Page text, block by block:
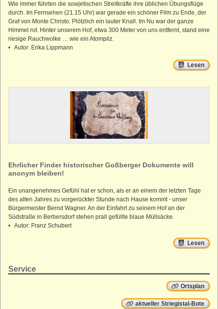
Wie immer führten die sowjetischen Streitkräfte ihre üblichen Übungsflüge
durch. Im Fernsehen (21.15 Uhr) war gerade ein schöner Film zu Ende, der
Graf von Monte Christo. Plötzlich ein lauter Knall. Im Nu war der ganze
Himmel rot. Hinter unserem Hof, etwa 300 Meter von uns entfernt, stand eine
riesige Rauchwolke … wie ein Atompilz.
• Autor: Erika Lippmann
Lesen
Ehrlicher Finder historischer Goßberger Dokumente will
anonym bleiben!
Ein unangenehmes Gefühl hat er schon, als er an einem der letzten Tage
des alten Jahres zu vorgerückter Stunde nach Hause kommt - unser
Bürgermeister Bernd Wagner. An der Einfahrt zu seinem Hof an der
Südstraße in Berbersdorf stehen prall gefüllte blaue Müllsäcke.
• Autor: Franz Schubert
Lesen
Service
Ortsplan
aktueller Striegistal-Bote